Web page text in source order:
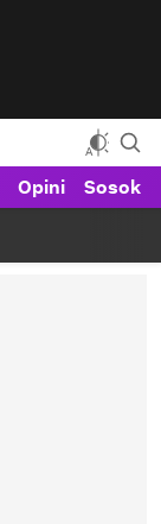
Opini Sosok